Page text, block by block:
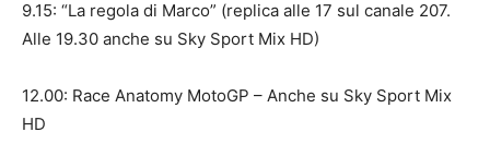
9.15: “La regola di Marco” (replica alle 17 sul canale 207.
Alle 19.30 anche su Sky Sport Mix HD)
12.00: Race Anatomy MotoGP – Anche su Sky Sport Mix
HD